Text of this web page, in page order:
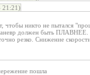
21:21)
никто не пытался
должен быть ПЛАВНЕЕ.
резко. Снижение
пошла